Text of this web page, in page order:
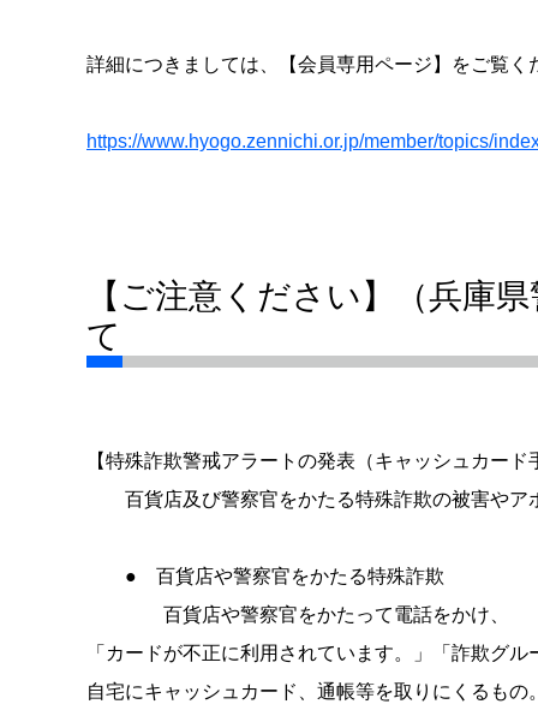
詳細につきましては、【会員専用ページ】をご覧く
https://www.hyogo.zennichi.or.jp/member/topics/
【ご注意ください】（兵庫
て
【特殊詐欺警戒アラートの発表（キャッシュカード
百貨店及び警察官をかたる特殊詐欺の被害やア
● 百貨店や警察官をかたる特殊詐欺
百貨店や警察官をかたって電話をかけ、
「カードが不正に利用されています。」「詐欺グ
自宅にキャッシュカード、通帳等を取りにくるもの